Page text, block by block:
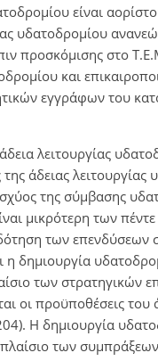
είναι
υδατοδρομίου
προσκόμισης στο
και
εγγράφων του
λειτουργίας
της άδειας λειτουργίας
της σύμβασης
μικρότερη των
των επενδύσεων
η δημιουργία
των στρατηγικών
οι προϋποθέσεις του
Η δημιουργία
των